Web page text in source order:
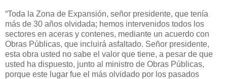
“Toda la Zona de Expansión, señor presidente, que tenía
más de 30 años olvidada; hemos intervenidos todos los
sectores en aceras y contenes, mediante un acuerdo con
Obras Públicas, que incluirá asfaltado. Señor presidente,
esta obra usted no sabe el valor que tiene, a pesar de que
usted ha dispuesto, junto al ministro de Obras Públicas,
porque este lugar fue el más olvidado por los pasados